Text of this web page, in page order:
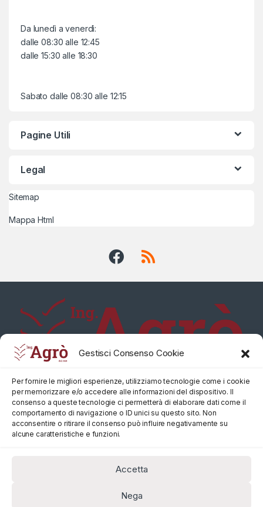
Gestisci Consenso Cookie
Per fornire le migliori esperienze, utilizziamo tecnologie come i cookie
per memorizzare e/o accedere alle informazioni del dispositivo. Il
consenso a queste tecnologie ci permetterà di elaborare dati come il
comportamento di navigazione o ID unici su questo sito. Non
acconsentire o ritirare il consenso può influire negativamente su
alcune caratteristiche e funzioni.
Accetta
Nega
Da lunedì a venerdì:
dalle 08:30 alle 12:45
dalle 15:30 alle 18:30
Sabato dalle 08:30 alle 12:15
Pagine Utili
Legal
Sitemap
Mappa Html